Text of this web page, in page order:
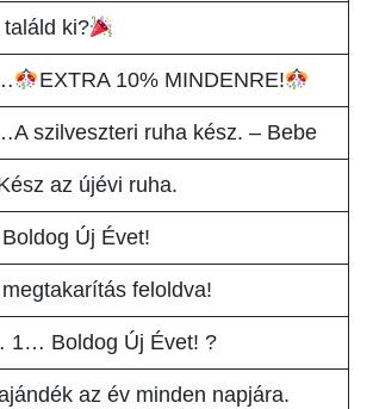
találd ki?
EXTRA 10% MINDENRE!
szilveszteri ruha kész. – Bebe
az újévi ruha.
Új Évet!
feloldva!
Boldog Új Évet! ?
az év minden napjára.